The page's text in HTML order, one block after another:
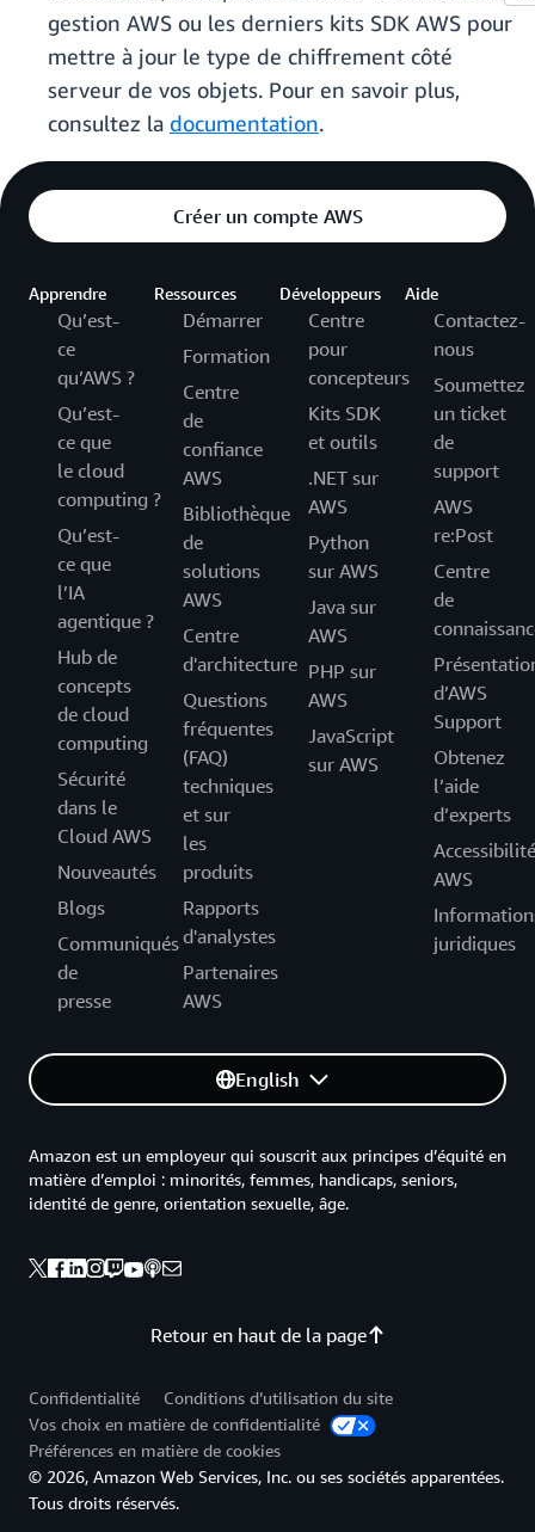
gestion AWS ou les derniers kits SDK AWS pour
mettre à jour le type de chiffrement côté
serveur de vos objets. Pour en savoir plus,
consultez la documentation.
Créer un compte AWS
Apprendre
Qu’est-
ce
qu’AWS ?
Qu’est-
ce que
le cloud
computing ?
Qu’est-
ce que
l’IA
agentique ?
Hub de
concepts
de cloud
computing
Sécurité
dans le
Cloud AWS
Nouveautés
Blogs
Communiqués
de
presse
Ressources
Démarrer
Formation
Centre
de
confiance
AWS
Bibliothèque
de
solutions
AWS
Centre
d'architecture
Questions
fréquentes
(FAQ)
techniques
et sur
les
produits
Rapports
d'analystes
Partenaires
AWS
Développeurs
Centre
pour
concepteurs
Kits SDK
et outils
.NET sur
AWS
Python
sur AWS
Java sur
AWS
PHP sur
AWS
JavaScript
sur AWS
Aide
Contactez-
nous
Soumettez
un ticket
de
support
AWS
re:Post
Centre
de
d’AWS
Support
Obtenez
l’aide
d’experts
Accessibilité
AWS
juridiques
English
Retour en haut de la page
Amazon est un employeur qui souscrit aux principes d’équité en
matière d’emploi : minorités, femmes, handicaps, seniors,
identité de genre, orientation sexuelle, âge.
Confidentialité
Conditions d’utilisation du site
Vos choix en matière de confidentialité
Préférences en matière de cookies
© 2026, Amazon Web Services, Inc. ou ses sociétés apparentées.
Tous droits réservés.